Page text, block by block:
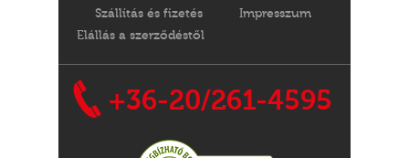
Szállítás és fizetés
Impresszum
Elállás a szerződéstől
+36-20/261-4595